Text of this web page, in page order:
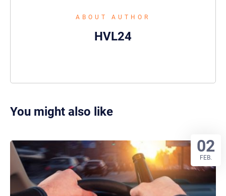
ABOUT AUTHOR
HVL24
You might also like
02
FEB.